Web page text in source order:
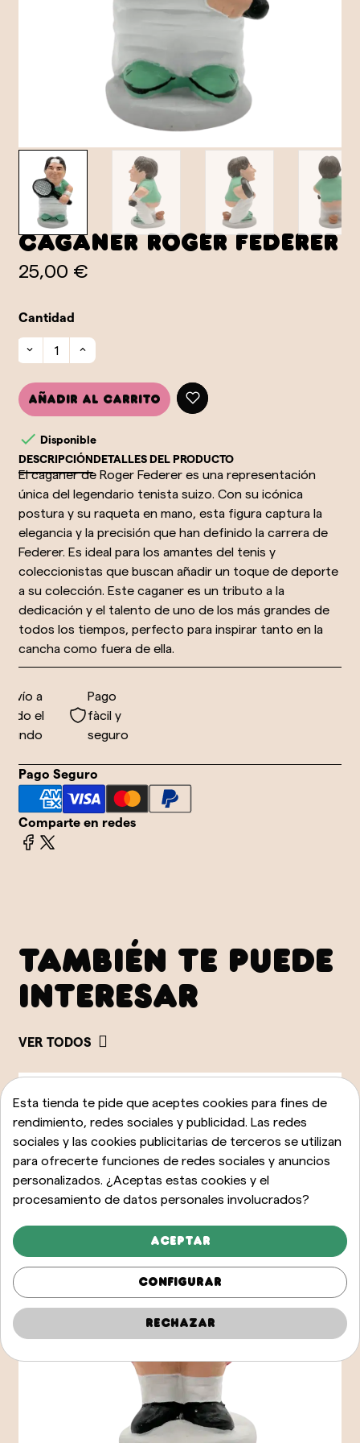
Caganer Roger Federer
25,00 €
Cantidad
Añadir al carrito
 Disponible
DESCRIPCIÓNDETALLES DEL PRODUCTO
El caganer de Roger Federer es una representación
única del legendario tenista suizo. Con su icónica
postura y su raqueta en mano, esta figura captura la
elegancia y la precisión que han definido la carrera de
Federer. Es ideal para los amantes del tenis y
coleccionistas que buscan añadir un toque de deporte
a su colección. Este caganer es un tributo a la
dedicación y el talento de uno de los más grandes de
todos los tiempos, perfecto para inspirar tanto en la
cancha como fuera de ella.
a
el
Pago
fàcil y
seguro
Pago Seguro
Comparte en redes
TAMBIÉN TE PUEDE
INTERESAR
VER TODOS
Esta tienda te pide que aceptes cookies para fines de
rendimiento, redes sociales y publicidad. Las redes
sociales y las cookies publicitarias de terceros se utilizan
para ofrecerte funciones de redes sociales y anuncios
personalizados. ¿Aceptas estas cookies y el
procesamiento de datos personales involucrados?
Aceptar
Configurar
Rechazar